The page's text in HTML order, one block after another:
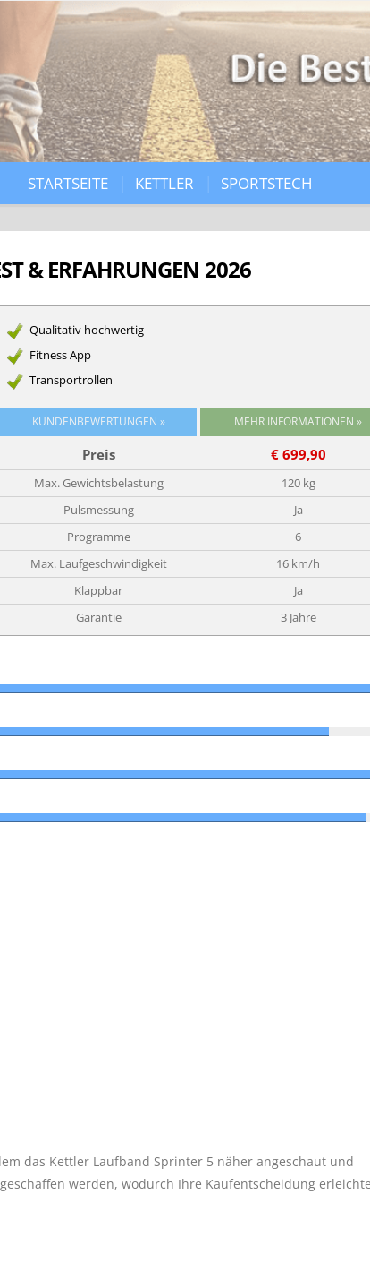
STARTSEITE KETTLER SPORTSTECH
& ERFAHRUNGEN 2026
Qualitativ hochwertig
Fitness App
Transportrollen
KUNDENBEWERTUNGEN »
Preis € 699,90
Max. Gewichtsbelastung
120 kg
Pulsmessung
Ja
Programme
6
Max. Laufgeschwindigkeit
16 km/h
Klappbar
Ja
Garantie
3 Jahre
das Kettler Laufband Sprinter 5 näher angeschaut und
werden, wodurch Ihre Kaufentscheidung